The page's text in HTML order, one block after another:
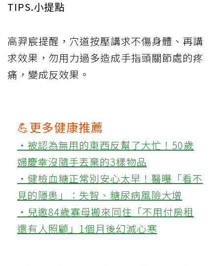
TIPS.小提點
高羿宸提醒，穴道按壓講求不傷身體、再講
求效果，勿用力過多造成手指頭關節處的疼
痛，變成反效果。
💪更多健康推薦
‧被認為無用的東西反幫了大忙！50歲
婦慶幸沒隨手丟棄的3樣物品
‧健檢血糖正常別安心太早！醫曝「看不
見的隱患」：失智、糖尿病風險大增
‧兒邀84歲寡母搬來同住「不用付房租
還有人照顧」1個月後幻滅心寒